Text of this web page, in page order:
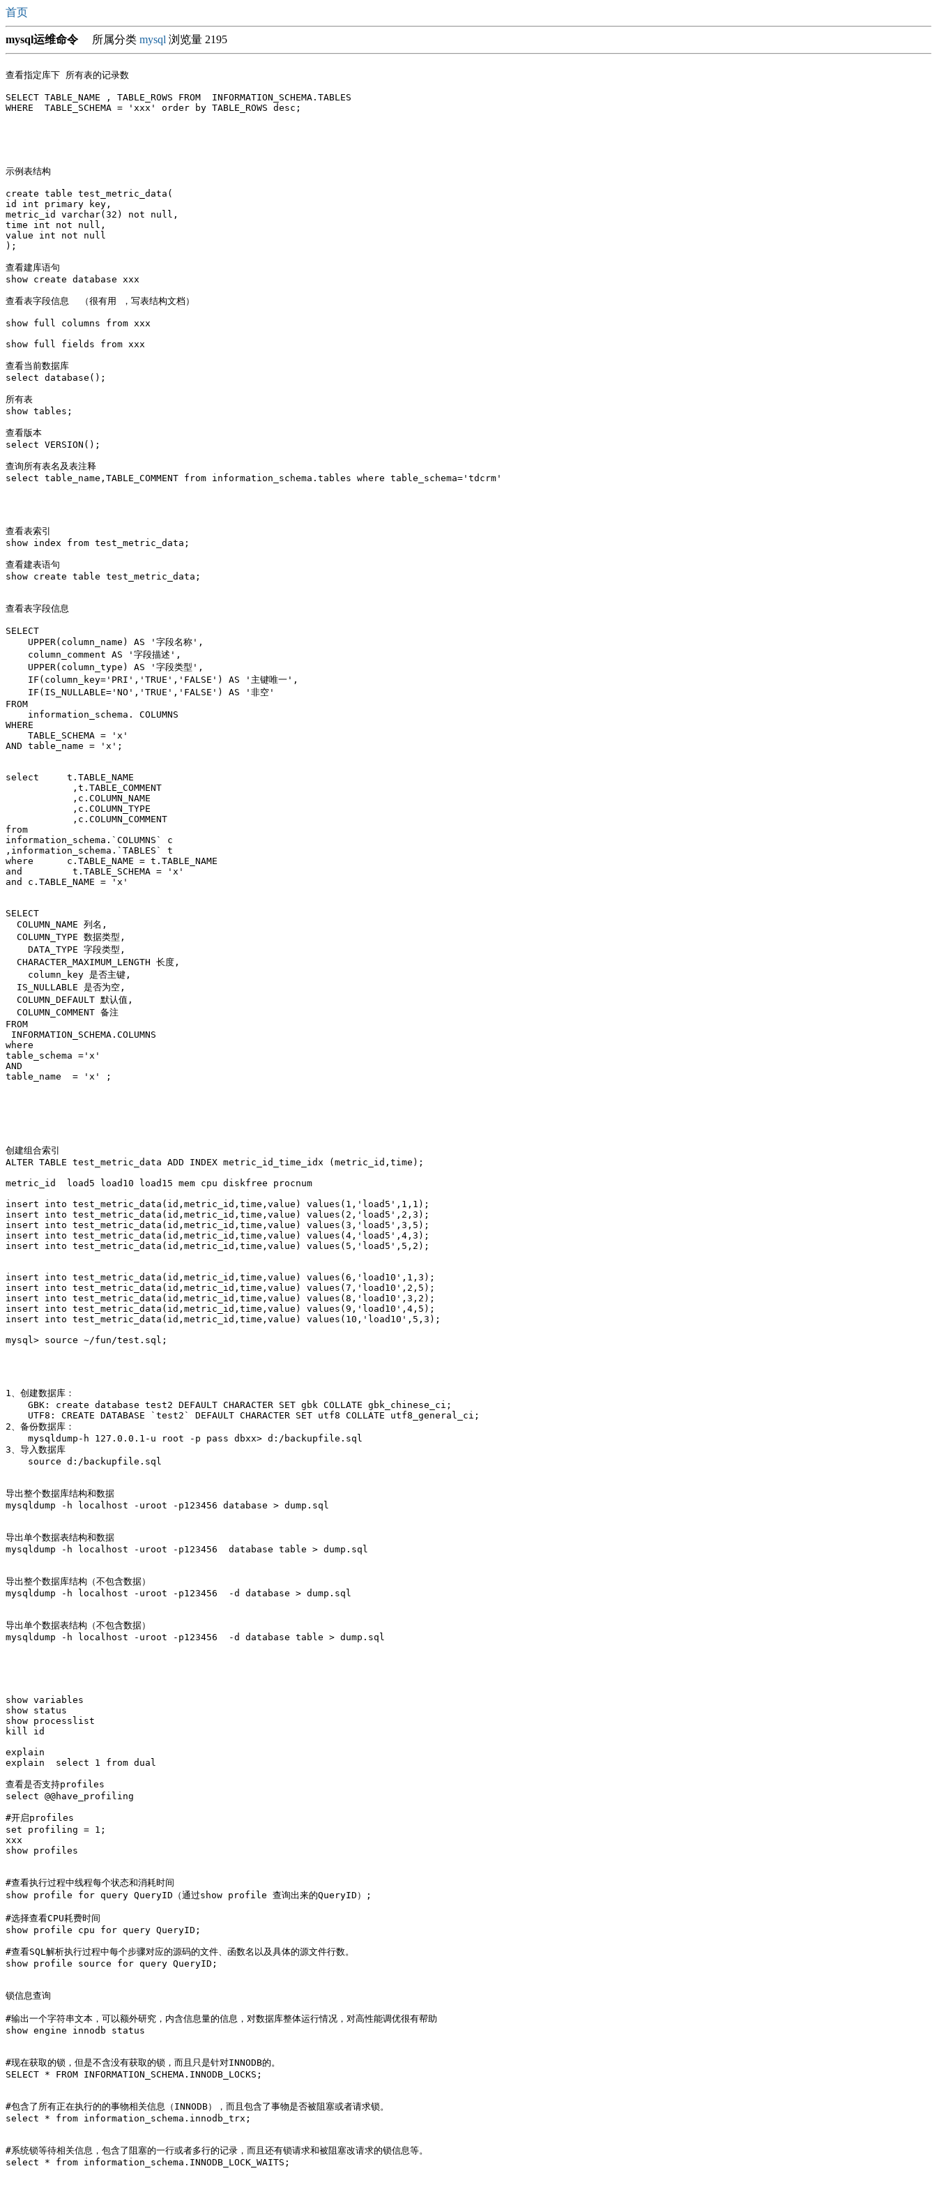
首页
mysql运维命令 所属分类 mysql 浏览量 2195
查看指定库下 所有表的记录数
SELECT TABLE_NAME , TABLE_ROWS FROM  INFORMATION_SCHEMA.TABLES
WHERE  TABLE_SCHEMA = 'xxx' order by TABLE_ROWS desc;
示例表结构
create table test_metric_data(
id int primary key,
metric_id varchar(32) not null,
time int not null,
value int not null
);
查看建库语句
show create database xxx
查看表字段信息  （很有用 ，写表结构文档）
show full columns from xxx
show full fields from xxx
查看当前数据库
select database();
所有表
show tables;
查看版本
select VERSION();
查询所有表名及表注释
select table_name,TABLE_COMMENT from information_schema.tables where table_schema='tdcrm'
查看表索引
show index from test_metric_data;
查看建表语句
show create table test_metric_data;
查看表字段信息
SELECT
    UPPER(column_name) AS '字段名称',
    column_comment AS '字段描述',
    UPPER(column_type) AS '字段类型',
    IF(column_key='PRI','TRUE','FALSE') AS '主键唯一',
    IF(IS_NULLABLE='NO','TRUE','FALSE') AS '非空'
FROM
    information_schema. COLUMNS
WHERE
    TABLE_SCHEMA = 'x'
AND table_name = 'x';
select     t.TABLE_NAME
            ,t.TABLE_COMMENT
            ,c.COLUMN_NAME
            ,c.COLUMN_TYPE
            ,c.COLUMN_COMMENT
from
information_schema.`COLUMNS` c
,information_schema.`TABLES` t
where      c.TABLE_NAME = t.TABLE_NAME
and         t.TABLE_SCHEMA = 'x'
and c.TABLE_NAME = 'x'
SELECT
  COLUMN_NAME 列名,
  COLUMN_TYPE 数据类型,
    DATA_TYPE 字段类型,
  CHARACTER_MAXIMUM_LENGTH 长度,
    column_key 是否主键,
  IS_NULLABLE 是否为空,
  COLUMN_DEFAULT 默认值,
  COLUMN_COMMENT 备注
FROM
INFORMATION_SCHEMA.COLUMNS
where
table_schema ='x'
AND
table_name  = 'x' ;
创建组合索引
ALTER TABLE test_metric_data ADD INDEX metric_id_time_idx (metric_id,time);
metric_id  load5 load10 load15 mem cpu diskfree procnum
insert into test_metric_data(id,metric_id,time,value) values(1,'load5',1,1);
insert into test_metric_data(id,metric_id,time,value) values(2,'load5',2,3);
insert into test_metric_data(id,metric_id,time,value) values(3,'load5',3,5);
insert into test_metric_data(id,metric_id,time,value) values(4,'load5',4,3);
insert into test_metric_data(id,metric_id,time,value) values(5,'load5',5,2);
insert into test_metric_data(id,metric_id,time,value) values(6,'load10',1,3);
insert into test_metric_data(id,metric_id,time,value) values(7,'load10',2,5);
insert into test_metric_data(id,metric_id,time,value) values(8,'load10',3,2);
insert into test_metric_data(id,metric_id,time,value) values(9,'load10',4,5);
insert into test_metric_data(id,metric_id,time,value) values(10,'load10',5,3);
mysql> source ~/fun/test.sql;
1、创建数据库：
GBK: create database test2 DEFAULT CHARACTER SET gbk COLLATE gbk_chinese_ci;
UTF8: CREATE DATABASE `test2` DEFAULT CHARACTER SET utf8 COLLATE utf8_general_ci;
2、备份数据库：
mysqldump-h 127.0.0.1-u root -p pass dbxx> d:/backupfile.sql
3、导入数据库
source d:/backupfile.sql
导出整个数据库结构和数据
mysqldump -h localhost -uroot -p123456 database > dump.sql
导出单个数据表结构和数据
mysqldump -h localhost -uroot -p123456  database table > dump.sql
导出整个数据库结构（不包含数据）
mysqldump -h localhost -uroot -p123456  -d database > dump.sql
导出单个数据表结构（不包含数据）
mysqldump -h localhost -uroot -p123456  -d database table > dump.sql
show variables
show status
show processlist
kill id
explain
explain  select 1 from dual
查看是否支持profiles
select @@have_profiling
#开启profiles
set profiling = 1;
xxx
show profiles
#查看执行过程中线程每个状态和消耗时间
show profile for query QueryID（通过show profile 查询出来的QueryID）;
#选择查看CPU耗费时间
show profile cpu for query QueryID;
#查看SQL解析执行过程中每个步骤对应的源码的文件、函数名以及具体的源文件行数。
show profile source for query QueryID;
锁信息查询
#输出一个字符串文本，可以额外研究，内含信息量的信息，对数据库整体运行情况，对高性能调优很有帮助
show engine innodb status
#现在获取的锁，但是不含没有获取的锁，而且只是针对INNODB的。
SELECT * FROM INFORMATION_SCHEMA.INNODB_LOCKS;
#包含了所有正在执行的的事物相关信息（INNODB），而且包含了事物是否被阻塞或者请求锁。
select * from information_schema.innodb_trx;
#系统锁等待相关信息，包含了阻塞的一行或者多行的记录，而且还有锁请求和被阻塞改请求的锁信息等。
select * from information_schema.INNODB_LOCK_WAITS;